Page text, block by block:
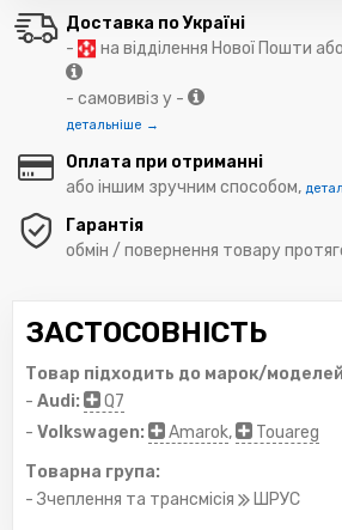
Доставка по Україні
-
на відділення Нової Пошти
- самовивіз у -
детальніше →
Оплата при отриманні
або іншим зручним способом,
Гарантія
обмін / повернення товару
ЗАСТОСОВНІСТЬ
Товар підходить до марок/
- Audi:
Q7
- Volkswagen: Amarok,
Touareg
Товарна група:
- Зчеплення та трансмісія
ШРУС